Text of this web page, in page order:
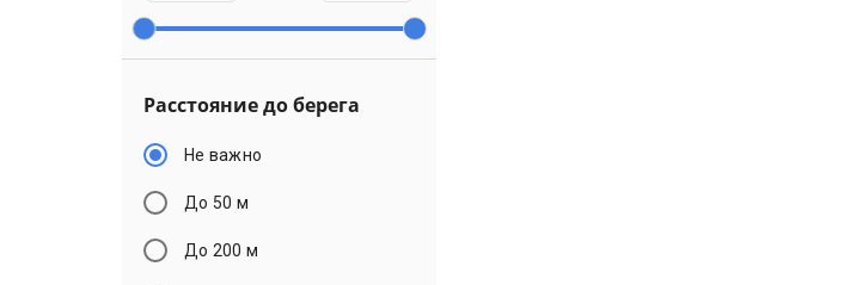
Расстояние до берега
Не важно
До 50 м
До 200 м